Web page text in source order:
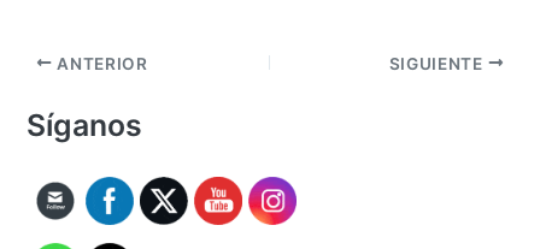
ANTERIOR SIGUIENTE
Síganos